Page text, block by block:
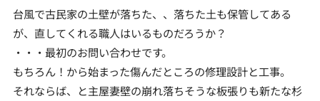
台風で古民家の土壁が落ちた、、落ちた土も保管してある
が、直してくれる職人はいるものだろうか？
・・・最初のお問い合わせです。
もちろん！から始まった傷んだところの修理設計と工事。
それならば、と主屋妻壁の崩れ落ちそうな板張りも新たな杉